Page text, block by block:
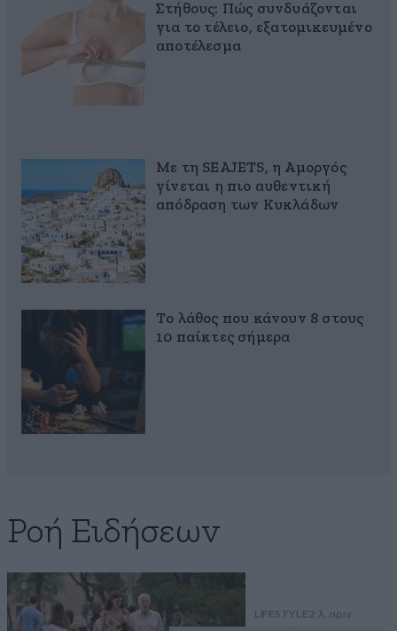
Στήθους: Πώς συνδυάζονται
για το τέλειο, εξατομικευμένο
αποτέλεσμα
Με τη SEAJETS, η Αμοργός
γίνεται η πιο αυθεντική
απόδραση των Κυκλάδων
Το λάθος που κάνουν 8 στους
10 παίκτες σήμερα
Ροή Ειδήσεων
LIFESTYLE2 λ. πριν